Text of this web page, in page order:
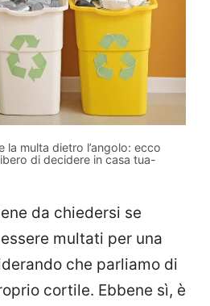
la multa dietro l’angolo: ecco
di decidere in casa tua-
da chiedersi se
multati per una
che parliamo di
cortile. Ebbene sì, è